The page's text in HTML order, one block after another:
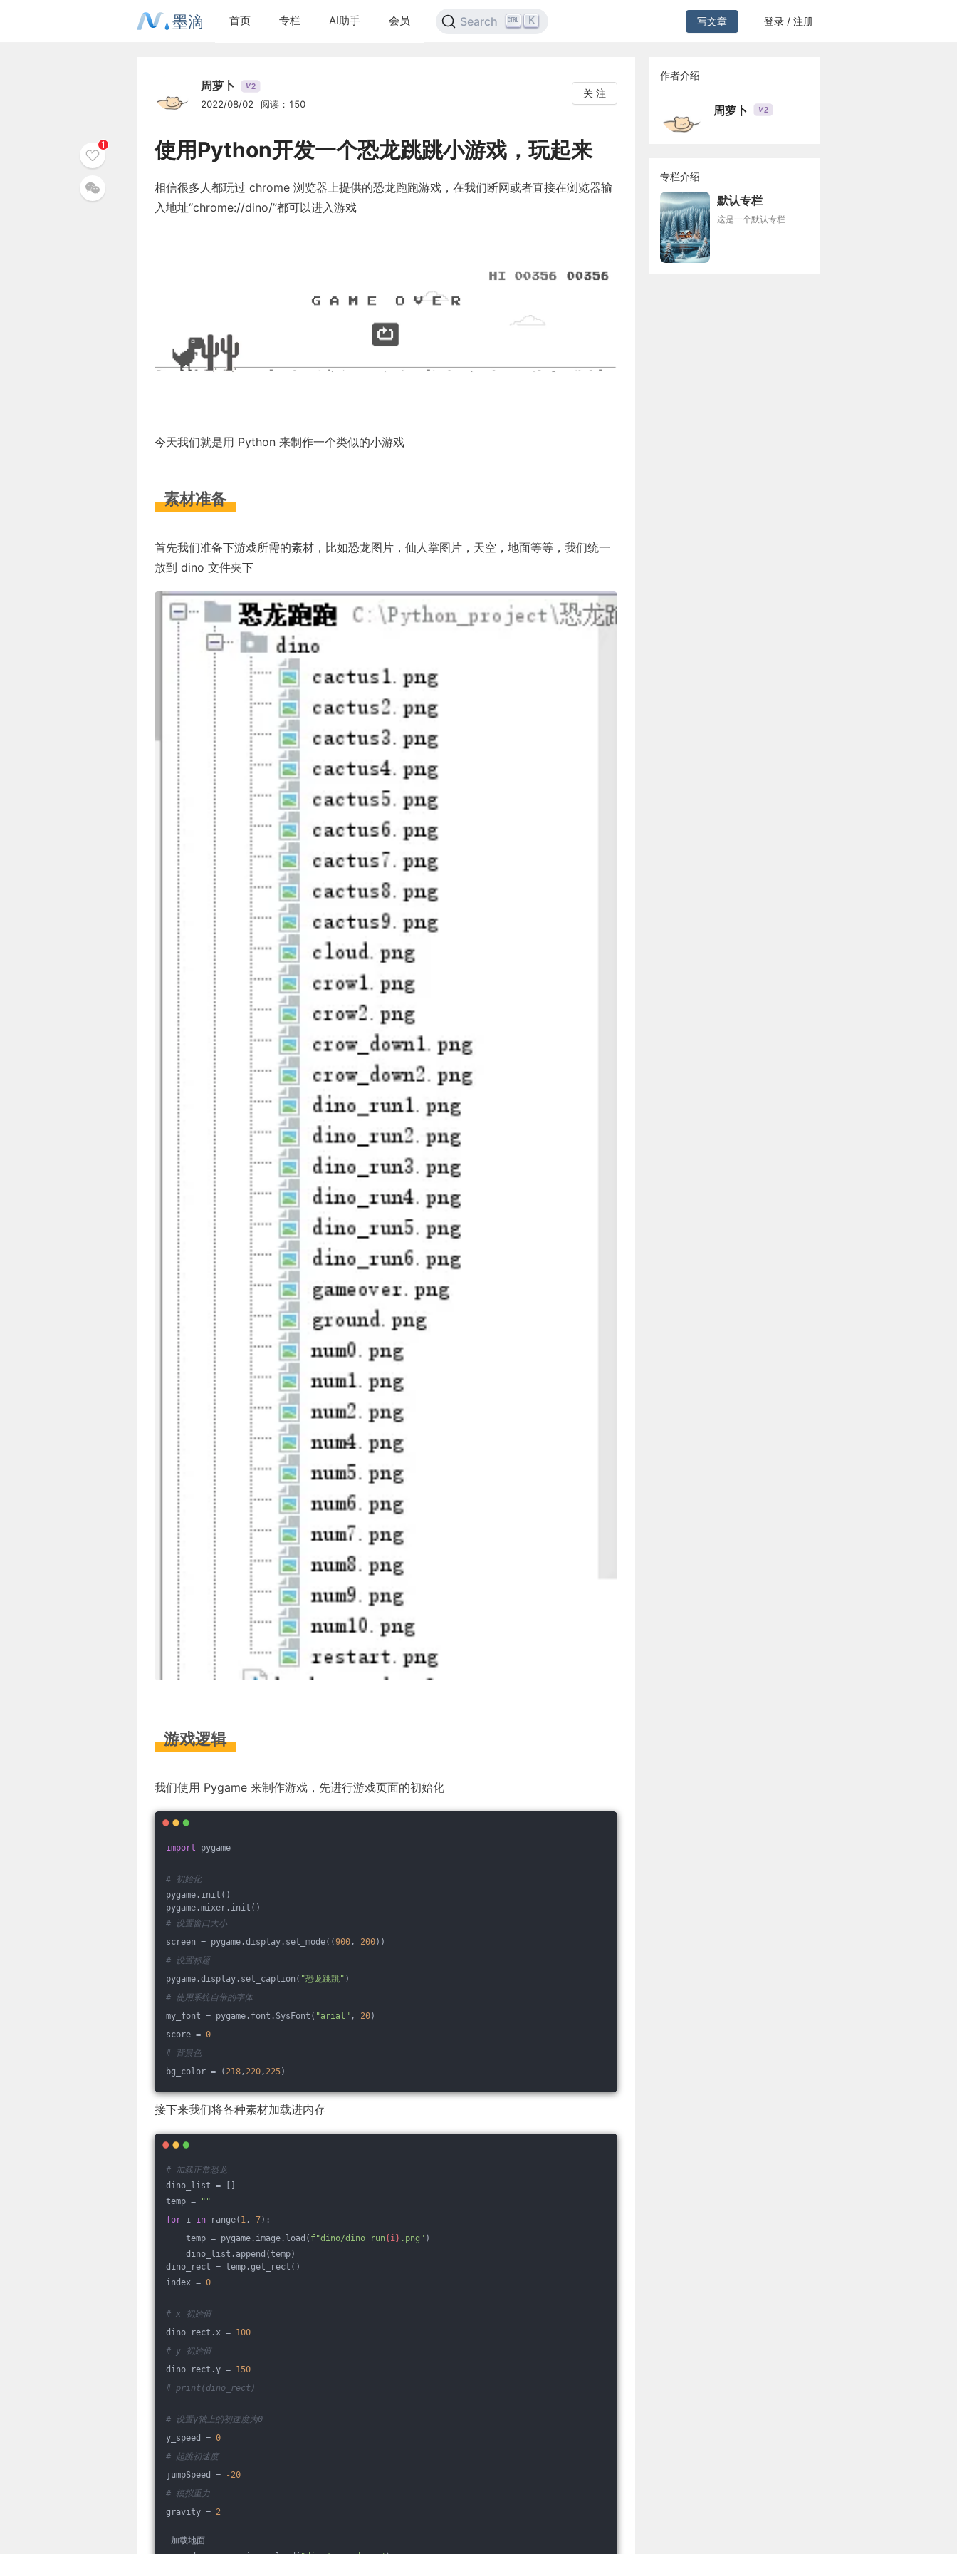
墨滴 首页 专栏 AI助手 会员 Search K 写文章 登录 / 注册
1
周萝卜 V2
2022/08/02 阅读：150
关 注
使用Python开发一个恐龙跳跳小游戏，玩起来
相信很多人都玩过 chrome 浏览器上提供的恐龙跑跑游戏，在我们断网或者直接在浏览器输
入地址“chrome://dino/”都可以进入游戏
今天我们就是用 Python 来制作一个类似的小游戏
素材准备
首先我们准备下游戏所需的素材，比如恐龙图片，仙人掌图片，天空，地面等等，我们统一
放到 dino 文件夹下
游戏逻辑
我们使用 Pygame 来制作游戏，先进行游戏页面的初始化
import pygame
# 初始化
pygame.init()
pygame.mixer.init()
# 设置窗口大小
screen = pygame.display.set_mode((900, 200))
# 设置标题
pygame.display.set_caption( "恐龙跳跳" )
# 使用系统自带的字体
my_font = pygame.font.SysFont( "arial" , 20)
score = 0
# 背景色
bg_color = ( 218, 220, 225)
接下来我们将各种素材加载进内存
# 加载正常恐龙
dino_list = []
temp =
""
for i in range( 1, 7):
temp = pygame.image.load( f"dino/dino_run{i} .png" )
dino_list.append(temp)
dino_rect = temp.get_rect()
index = 0
# x 初始值
dino_rect.x = 100
# y 初始值
dino_rect.y = 150
# print(dino_rect)
# 设置y轴上的初速度为0
y_speed = 0
# 起跳初速度
jumpSpeed =
-20
# 模拟重力
gravity = 2
加载地面
作者介绍
周萝卜 V2
专栏介绍
默认专栏
这是一个默认专栏